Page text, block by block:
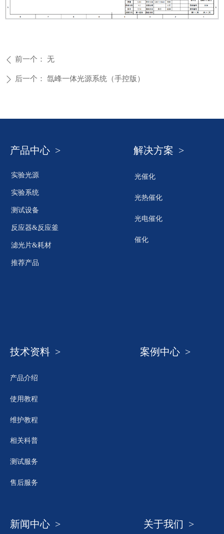
ꄴ 前一个： 无
ꄲ 后一个： 氙峰一体光源系统（手控版）
产品中心 >
实验光源
实验系统
测试设备
反应器&反应釜
滤光片&耗材
推荐产品
解决方案 >
光催化
光热催化
光电催化
催化
技术资料 >
产品介绍
使用教程
维护教程
相关科普
测试服务
售后服务
案例中心 >
新闻中心 > 关于我们 >